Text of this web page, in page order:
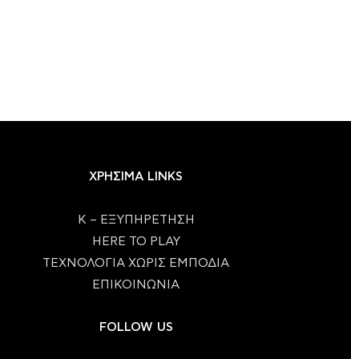
ΧΡΗΣΙΜΑ LINKS
Κ – ΕΞΥΠΗΡΕΤΗΣΗ
HERE TO PLAY
ΤΕΧΝΟΛΟΓΙΑ ΧΩΡΙΣ ΕΜΠΟΔΙΑ
ΕΠΙΚΟΙΝΩΝΙΑ
FOLLOW US